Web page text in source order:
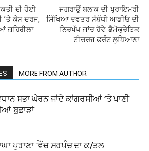
ਦੀ ਹੋਈ
’ਤੇ ਕੇਸ ਦਰਜ,
ਜ਼ਹਿਰੀਲਾ
ਜਗਰਾਉਂ ਬਲਾਕ ਦੀ ਪ੍ਰਾਇਮਰੀ
ਸਿੱਖਿਆ ਦਫਤਰ ਸੰਬੰਧੀ ਆਡੀਓ ਦੀ
ਨਿਰਪੱਖ ਜਾਂਚ ਹੋਵੇ-ਡੈਮੋਕ੍ਰੇਟਿਕ
ਟੀਚਰਜ ਫਰੰਟ ਲੁਧਿਆਣਾ
MORE FROM AUTHOR
ਸਭਾ ਘੇਰਨ ਜਾਂਦੇ ਕਾਂਗਰਸੀਆਂ ’ਤੇ ਪਾਣੀ
ਬੁਛਾੜਾਂ
ਪੁਰਾਣਾ ਵਿੱਚ ਸਰਪੰਚ ਦਾ ਕ/ਤਲ